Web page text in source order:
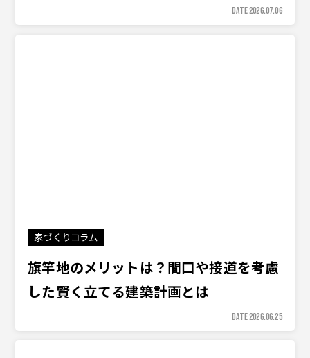
DATE 2026.07.06
家づくりコラム
旗竿地のメリットは？間口や接道を考慮
した賢く立てる建築計画とは
DATE 2026.06.25